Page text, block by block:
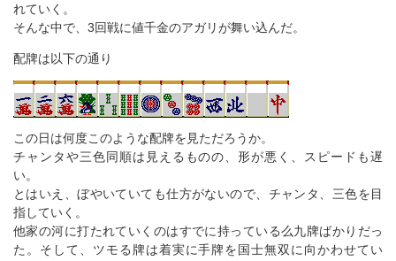
れていく。
そんな中で、3回戦に値千金のアガリが舞い込んだ。
配牌は以下の通り
この日は何度このような配牌を見ただろうか。
チャンタや三色同順は見えるものの、形が悪く、スピードも遅
い。
とはいえ、ぼやいていても仕方がないので、チャンタ、三色を目
指していく。
他家の河に打たれていくのはすでに持っている么九牌ばかりだっ
た。そして、ツモる牌は着実に手牌を国士無双に向かわせてい